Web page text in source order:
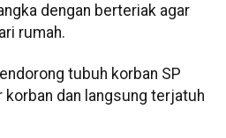
dengan berteriak agar
rumah.
tubuh korban SP
dan langsung terjatuh